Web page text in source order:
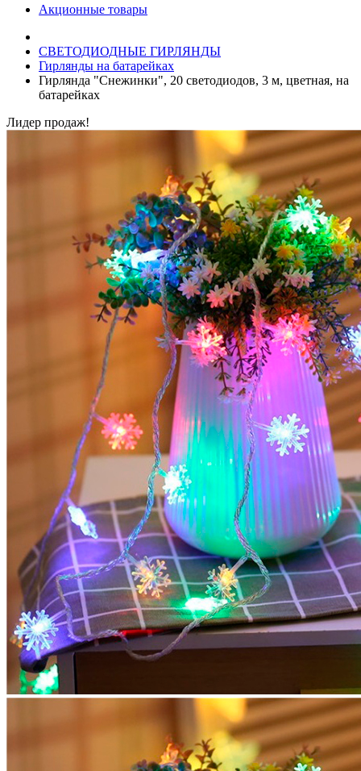
Акционные товары
СВЕТОДИОДНЫЕ ГИРЛЯНДЫ
Гирлянды на батарейках
Гирлянда "Снежинки", 20 светодиодов, 3 м, цветная, на
батарейках
Лидер продаж!